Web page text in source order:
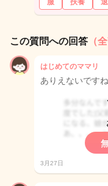
服
扶養
この質問への回答 （
はじめてのママリ
ありえないです
3月27日